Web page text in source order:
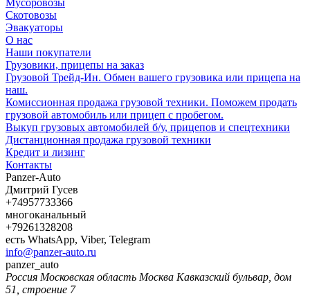
Скотовозы
Эвакуаторы
О нас
Наши покупатели
Грузовики, прицепы на заказ
Грузовой Трейд-Ин. Обмен вашего грузовика или прицепа на
наш.
Комиссионная продажа грузовой техники. Поможем продать
грузовой автомобиль или прицеп с пробегом.
Выкуп грузовых автомобилей б/у, прицепов и спецтехники
Дистанционная продажа грузовой техники
Кредит и лизинг
Контакты
Panzer-Auto
Дмитрий Гусев
+74957733366
многоканальный
+79261328208
есть WhatsApp, Viber, Telegram
info@panzer-auto.ru
panzer_auto
Россия Московская область Москва Кавказский бульвар, дом
51, строение 7